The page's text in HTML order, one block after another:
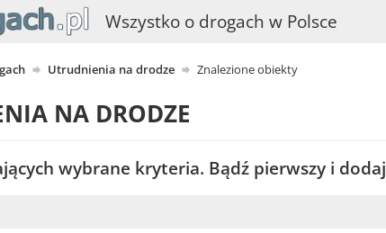
Wszystko o drogach w Polsce
Utrudnienia na drodze Znalezione obiekty
NA DRODZE
wybrane kryteria. Bądź pierwszy i dodaj